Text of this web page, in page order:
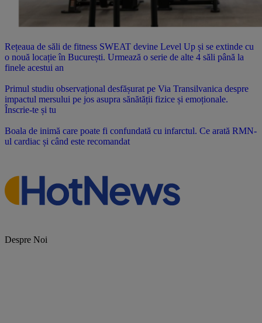
Rețeaua de săli de fitness SWEAT devine Level Up și se extinde cu
o nouă locație în București. Urmează o serie de alte 4 săli până la
finele acestui an
Primul studiu observațional desfășurat pe Via Transilvanica despre
impactul mersului pe jos asupra sănătății fizice și emoționale.
Înscrie-te și tu
Boala de inimă care poate fi confundată cu infarctul. Ce arată RMN-
ul cardiac și când este recomandat
Despre Noi